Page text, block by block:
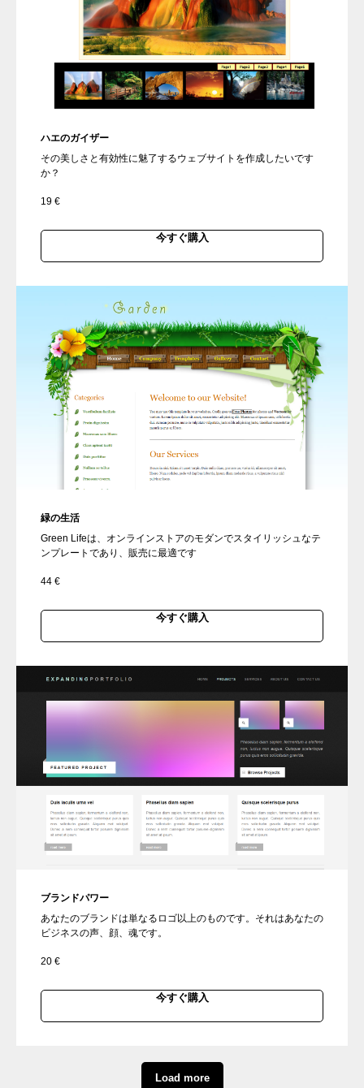
ハエのガイザー
その美しさと有効性に魅了するウェブサイトを作成したいです
か？
19 €
今すぐ購入
緑の生活
Green Lifeは、オンラインストアのモダンでスタイリッシュなテ
ンプレートであり、販売に最適です
44 €
今すぐ購入
ブランドパワー
あなたのブランドは単なるロゴ以上のものです。それはあなたの
ビジネスの声、顔、魂です。
20 €
今すぐ購入
Load more